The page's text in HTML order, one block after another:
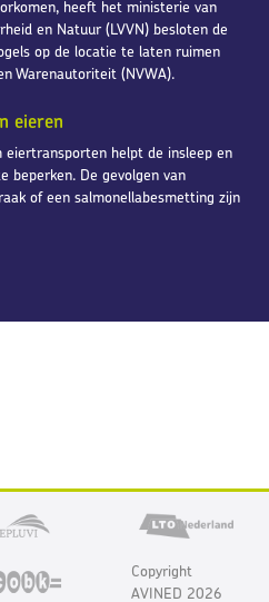
heeft het ministerie van
en Natuur (LVVN) besloten de
op de locatie te laten ruimen
Warenautoriteit (NVWA).
eieren
eiertransporten helpt de insleep en
beperken. De gevolgen van
of een salmonellabesmetting zijn
Copyright
AVINED 2026